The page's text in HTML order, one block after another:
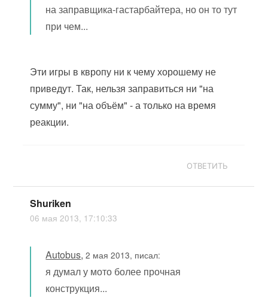
на заправщика-гастарбайтера, но он то тут
при чем...
Эти игры в квропу ни к чему хорошему не
приведут. Так, нельзя заправиться ни "на
сумму", ни "на объём" - а только на время
реакции.
ОТВЕТИТЬ
Shuriken
06 мая 2013, 17:10:33
Autobus,2 мая 2013, писал:
я думал у мото более прочная
конструкция...